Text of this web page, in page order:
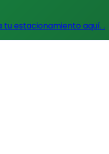
estacionamiento aquí. .